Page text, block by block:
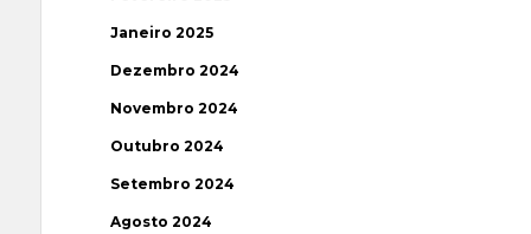
Janeiro 2025
Dezembro 2024
Novembro 2024
Outubro 2024
Setembro 2024
Agosto 2024